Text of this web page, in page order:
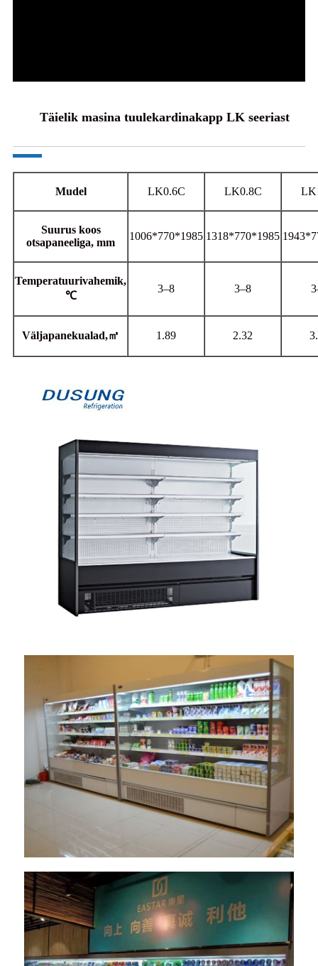
Täielik masina tuulekardinakapp LK seeriast
Mudel LK0.6C LK0.8C
Suurus koos
otsapaneeliga, mm
1006*770*1985 1318*770*1985
Temperatuurivahemik,
℃
3–8 3–8
Väljapanekualad,㎡ 1.89 2.32